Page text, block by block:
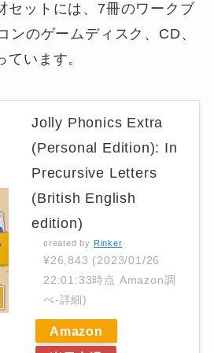
セットには、7冊のワークブ
ンのゲームディスク、CD、
います。
Jolly Phonics Extra
(Personal Edition): In
Precursive Letters
(British English
edition)
created by Rinker
¥26,843 (2023/01/26
22:01:33時点 Amazon調
べ-詳細)
Amazon